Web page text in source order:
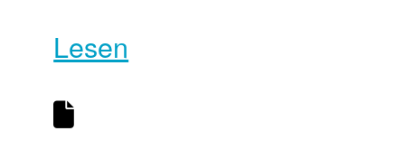
Lesen